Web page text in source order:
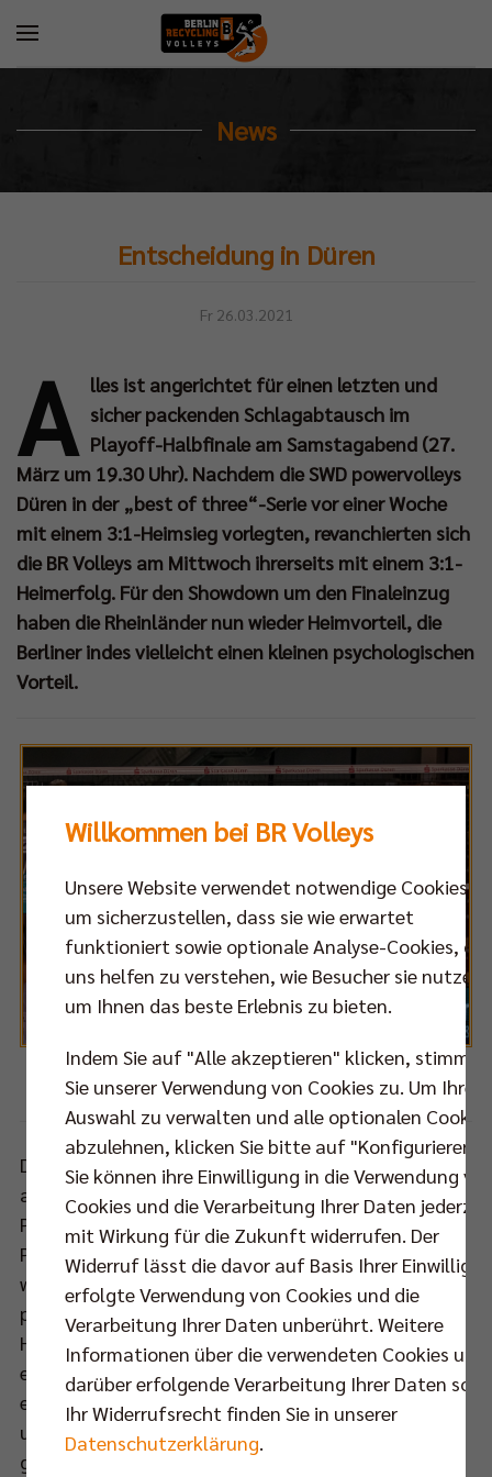
News
Entscheidung in Düren
Fr 26.03.2021
A lles ist angerichtet für einen letzten und
sicher packenden Schlagabtausch im
Playoff-Halbfinale am Samstagabend (27.
März um 19.30 Uhr). Nachdem die SWD powervolleys
Düren in der „best of three“-Serie vor einer Woche
mit einem 3:1-Heimsieg vorlegten, revanchierten sich
die BR Volleys am Mittwoch ihrerseits mit einem 3:1-
Heimerfolg. Für den Showdown um den Finaleinzug
haben die Rheinländer nun wieder Heimvorteil, die
Berliner indes vielleicht einen kleinen psychologischen
Vorteil.
Foto: Volleyballfreak
Die Kulisse von 1.000 Menschen hat die BR Volleys
am Mittwochabend ganz sicher beflügelt. Das
Pilotprojekt zur Zuschauerrückkehr bildete einen in
Pandemie-Zeiten kaum für möglich gehaltenen,
würdigen Rahmen für ein Playoff-Halbfinale. Es
passte aus Berliner Sicht gut ins Bild, dass sich die
Hauptstädter bei diesem Anlass gegenüber Spiel
eins deutlich steigern und den Ausgleich in der Serie
erkämpfen konnten. Mit verbessertem Aufschlag
und einer stets wachsamen Block-Feld-Abwehr
gewannen die BR Volleys die ersten beiden Sätze
Willkommen bei BR Volleys
Unsere Website verwendet notwendige Cookies,
um sicherzustellen, dass sie wie erwartet
funktioniert sowie optionale Analyse-Cookies, die
uns helfen zu verstehen, wie Besucher sie nutzen,
um Ihnen das beste Erlebnis zu bieten.
Indem Sie auf "Alle akzeptieren" klicken, stimmen
Sie unserer Verwendung von Cookies zu. Um Ihre
Auswahl zu verwalten und alle optionalen Cookies
abzulehnen, klicken Sie bitte auf "Konfigurieren".
Sie können ihre Einwilligung in die Verwendung
Cookies und die Verarbeitung Ihrer Daten
mit Wirkung für die Zukunft widerrufen. Der
Widerruf lässt die davor auf Basis Ihrer
erfolgte Verwendung von Cookies und die
Verarbeitung Ihrer Daten unberührt. Weitere
Informationen über die verwendeten Cookies und
darüber erfolgende Verarbeitung Ihrer Daten
Ihr Widerrufsrecht finden Sie in unserer
Datenschutzerklärung.